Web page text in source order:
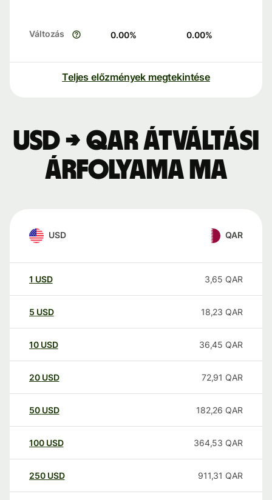
Változás 0.00% 0.00%
Teljes előzmények megtekintése
USD → QAR átváltási
árfolyama ma
USD QAR
1 USD 3,65 QAR
5 USD 18,23 QAR
10 USD 36,45 QAR
20 USD 72,91 QAR
50 USD 182,26 QAR
100 USD 364,53 QAR
250 USD 911,31 QAR